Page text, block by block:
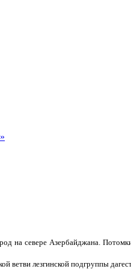
на севере Азербайджана.
ветви лезгинской подгруппы